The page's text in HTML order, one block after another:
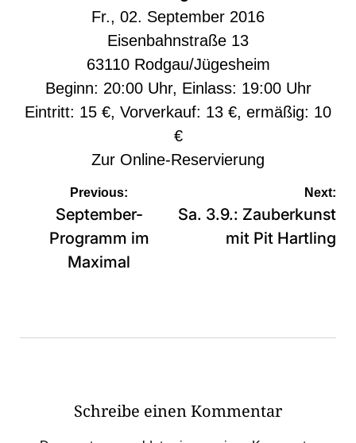
Fr., 02. September 2016
Eisenbahnstraße 13
63110 Rodgau/Jügesheim
Beginn: 20:00 Uhr, Einlass: 19:00 Uhr
Eintritt: 15 €, Vorverkauf: 13 €, ermäßig: 10
€
Zur Online-Reservierung
Beitragsnavigation
Previous:
September-
Programm im
Maximal
Next:
Sa. 3.9.: Zauberkunst
mit Pit Hartling
Schreibe einen Kommentar